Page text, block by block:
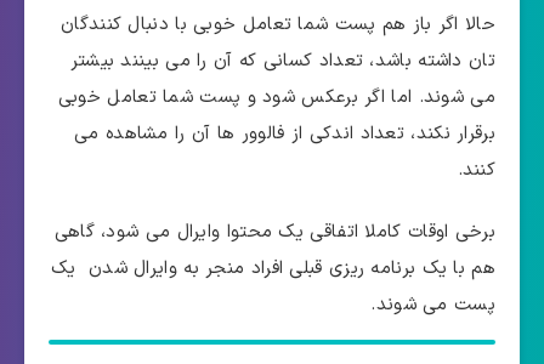
حالا اگر باز هم پست شما تعامل خوبی با دنبال کنندگان
تان داشته باشد، تعداد کسانی که آن را می بینند بیشتر
می شوند. اما اگر برعکس شود و پست شما تعامل خوبی
برقرار نکند، تعداد اندکی از فالوور ها آن را مشاهده می
کنند.
برخی اوقات کاملا اتفاقی یک محتوا وایرال می شود، گاهی
هم با یک برنامه ریزی قبلی افراد منجر به وایرال شدن یک
پست می شوند.